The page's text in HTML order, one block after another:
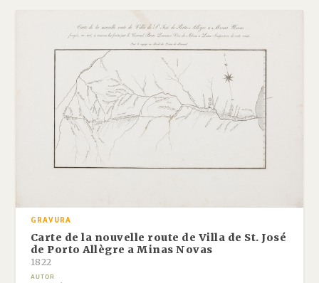
GRAVURA
Carte de la nouvelle route de Villa de St. José
de Porto Allègre a Minas Novas
1822
AUTOR